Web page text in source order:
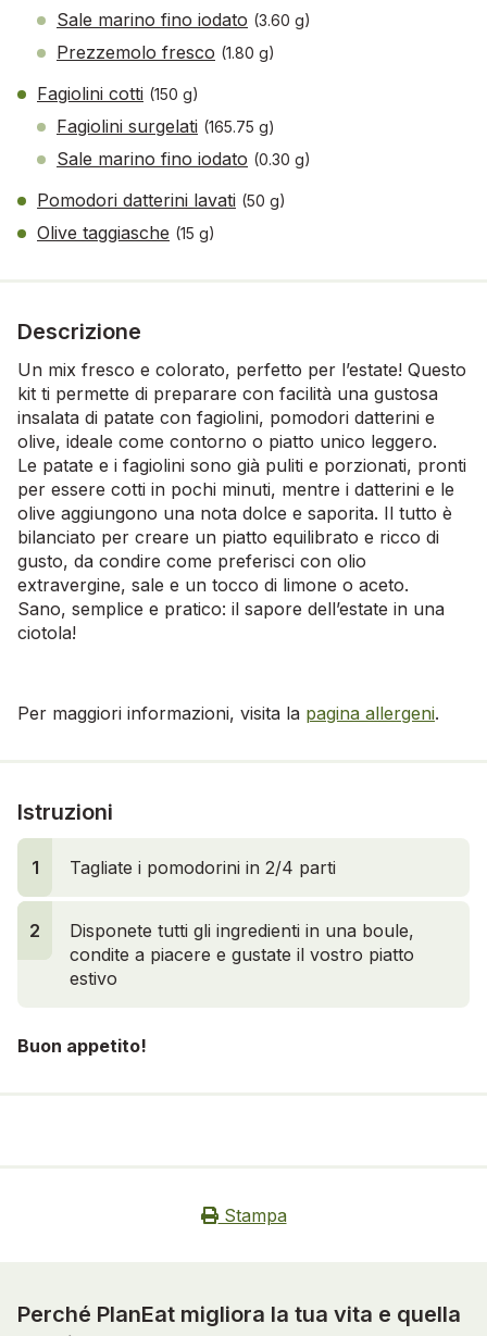
Sale marino fino iodato (3.60 g)
Prezzemolo fresco (1.80 g)
Fagiolini cotti (150 g)
Fagiolini surgelati (165.75 g)
Sale marino fino iodato (0.30 g)
Pomodori datterini lavati (50 g)
Olive taggiasche (15 g)
Descrizione
Un mix fresco e colorato, perfetto per l’estate! Questo
kit ti permette di preparare con facilità una gustosa
insalata di patate con fagiolini, pomodori datterini e
olive, ideale come contorno o piatto unico leggero.
Le patate e i fagiolini sono già puliti e porzionati, pronti
per essere cotti in pochi minuti, mentre i datterini e le
olive aggiungono una nota dolce e saporita. Il tutto è
bilanciato per creare un piatto equilibrato e ricco di
gusto, da condire come preferisci con olio
extravergine, sale e un tocco di limone o aceto.
Sano, semplice e pratico: il sapore dell’estate in una
ciotola!
Per maggiori informazioni, visita la pagina allergeni.
Istruzioni
1 Tagliate i pomodorini in 2/4 parti
2
Disponete tutti gli ingredienti in una boule,
condite a piacere e gustate il vostro piatto
estivo
2
Buon appetito!
Stampa
Perché PlanEat migliora la tua vita e quella